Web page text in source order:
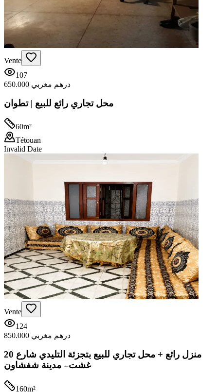
Vente
107
650.000 درهم مغربي
محل تجاري رائع للبيع | تطوان
60m²
Tétouan
Invalid Date
Vente
124
850.000 درهم مغربي
منزل رائع + محل تجاري للبيع بتجزئة التليدي شارع 20
غشت– مدينة شفشاون
160m²